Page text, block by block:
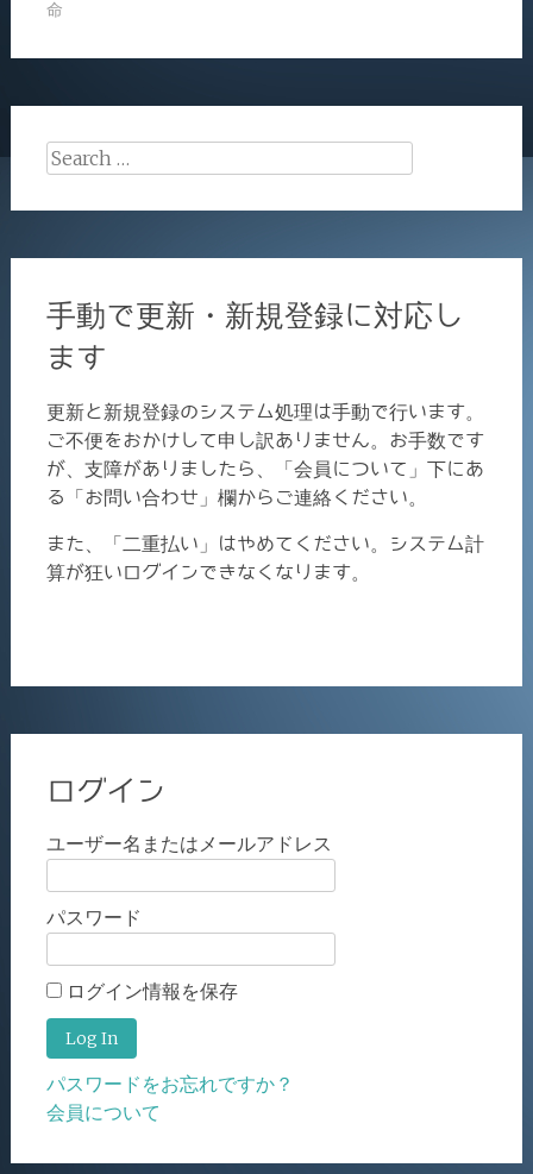
命
Search
手動で更新・新規登録に対応し
ます
更新と新規登録のシステム処理は手動で行います。
ご不便をおかけして申し訳ありません。お手数です
が、支障がありましたら、「会員について」下にあ
る「お問い合わせ」欄からご連絡ください。
また、「二重払い」はやめてください。システム計
算が狂いログインできなくなります。
ログイン
ユーザー名またはメールアドレス
パスワード
ログイン情報を保存
パスワードをお忘れですか？
会員について